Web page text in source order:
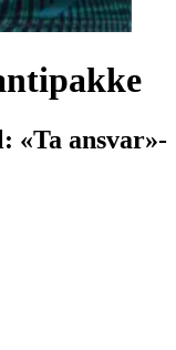
«Ta ansvar»-